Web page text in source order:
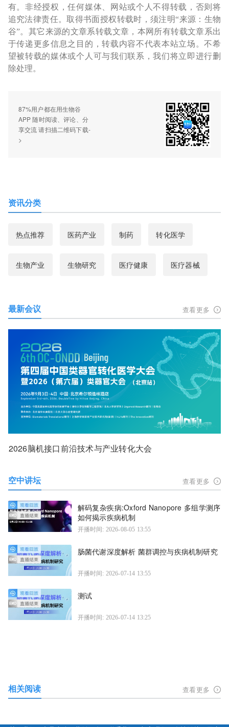
有。非经授权，任何媒体、网站或个人不得转载，否则将
追究法律责任。取得书面授权转载时，须注明“来源：生物
谷”。其它来源的文章系转载文章，本网所有转载文章系出
于传递更多信息之目的，转载内容不代表本站立场。不希
望被转载的媒体或个人可与我们联系，我们将立即进行删
除处理。
87%用户都在用生物谷
APP 随时阅读、评论、分
享交流 请扫描二维码下载-
>
资讯分类
热点推荐 医药产业 制药 转化医学
生物产业 生物研究 医疗健康 医疗器械
最新会议 查看更多
2026脑机接口前沿技术与产业转化大会
空中讲坛 查看更多
解码复杂疾病:Oxford Nanopore 多组学测序
如何揭示疾病机制
开播时间: 2026-08-05 13:55
肠菌代谢深度解析 菌群调控与疾病机制研究
开播时间: 2026-07-14 13:55
测试
开播时间: 2026-07-14 13:25
相关阅读 查看更多